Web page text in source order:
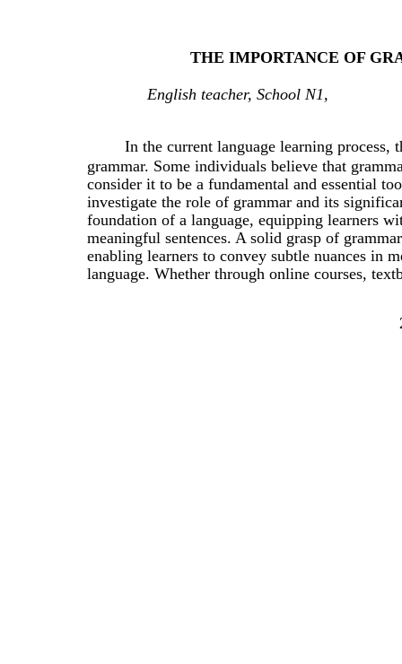
THE IMPORTANCE OF
English teacher, School N1,
In the current language learning
grammar. Some individuals believe that
consider it to be a fundamental and essential
investigate the role of grammar and its
foundation of a language, equipping learners
meaningful sentences. A solid grasp of
enabling learners to convey subtle nuances in
language. Whether through online courses,